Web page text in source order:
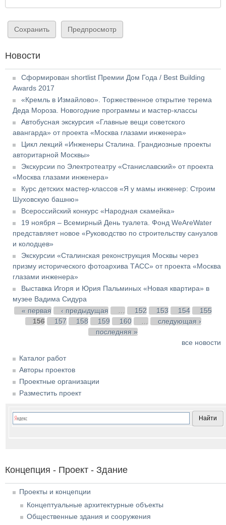
Новости
Сформирован shortlist Премии Дом Года / Best Building
Awards 2017
«Кремль в Измайлово». Торжественное открытие терема
Деда Мороза. Новогодние программы и мастер-классы
Автобусная экскурсия «Главные вещи советского
авангарда» от проекта «Москва глазами инженера»
Цикл лекций «Инженеры Сталина. Грандиозные проекты
авторитарной Москвы»
Экскурсии по Электротеатру «Станиславский» от проекта
«Москва глазами инженера»
Курс детских мастер-классов «Я у мамы инженер: Строим
Шуховскую башню»
Всероссийский конкурс «Народная скамейка»
19 ноября – Всемирный День туалета. Фонд WeAreWater
представляет новое «Руководство по строительству санузлов
и колодцев»
Экскурсии «Сталинская реконструкция Москвы через
призму исторического фотоархива ТАСС» от проекта «Москва
глазами инженера»
Выставка Игоря и Юрия Пальминых «Новая квартира» в
музее Вадима Сидура
Страницы
« первая ‹ предыдущая 152 153 154
155
156
157 158 159 160
следующая ›
последняя »
все новости
Каталог работ
Авторы проектов
Проектные организации
Разместить проект
Концепция - Проект - Здание
Проекты и концепции
Концептуальные архитектурные объекты
Общественные здания и сооружения